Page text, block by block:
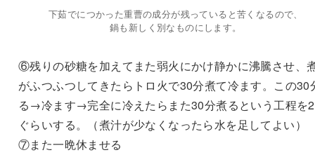
下茹でにつかった重曹の成分が残っていると苦くなるので、
鍋も新しく別なものにします。
⑥残りの砂糖を加えてまた弱火にかけ静かに沸騰させ、
がふつふつしてきたらトロ火で30分煮て冷ます。この30
る→冷ます→完全に冷えたらまた30分煮るという工程を
ぐらいする。（煮汁が少なくなったら水を足してよい）
⑦また一晩休ませる